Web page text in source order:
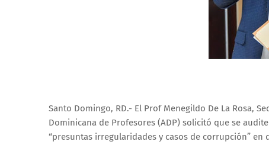
Santo Domingo, RD.- El Prof Menegildo De La Rosa,
Dominicana de Profesores (ADP) solicitó que se
“presuntas irregularidades y casos de corrupción” en